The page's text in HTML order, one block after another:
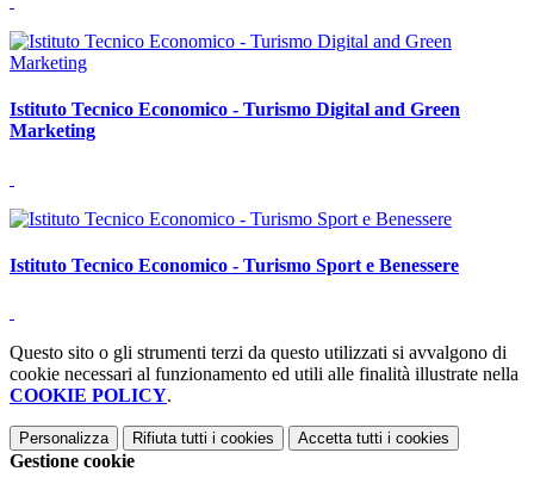
Istituto Tecnico Economico - Turismo Digital and Green
Marketing
Istituto Tecnico Economico - Turismo Sport e Benessere
Questo sito o gli strumenti terzi da questo utilizzati si avvalgono di
cookie necessari al funzionamento ed utili alle finalità illustrate nella
COOKIE POLICY.
Personalizza Rifiuta tutti i cookies Accetta tutti i cookies
Gestione cookie